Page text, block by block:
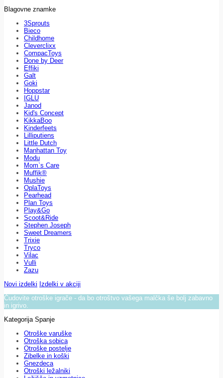
Blagovne znamke
3Sprouts
Bieco
Childhome
Cleverclixx
CompacToys
Done by Deer
Effiki
Galt
Goki
Hoppstar
IGLU
Janod
Kid's Concept
KikkaBoo
Kinderfeets
Lilliputiens
Little Dutch
Manhattan Toy
Modu
Mom`s Care
Muffik®
Mushie
OplaToys
Pearhead
Plan Toys
Play&Go
Scoot&Ride
Stephen Joseph
Sweet Dreamers
Trixie
Tryco
Vilac
Vulli
Zazu
Novi izdelki Izdelki v akciji
Čudovite otroške igrače - da bo otroštvo vašega malčka še bolj zabavno
in igrivo.
Kategorija Spanje
Otroške varuške
Otroška sobica
Otroške postelje
Zibelke in koški
Gnezdeca
Otroški ležalniki